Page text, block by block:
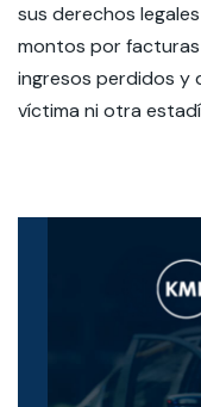
sus derechos
montos por
ingresos perdidos y
víctima ni otra